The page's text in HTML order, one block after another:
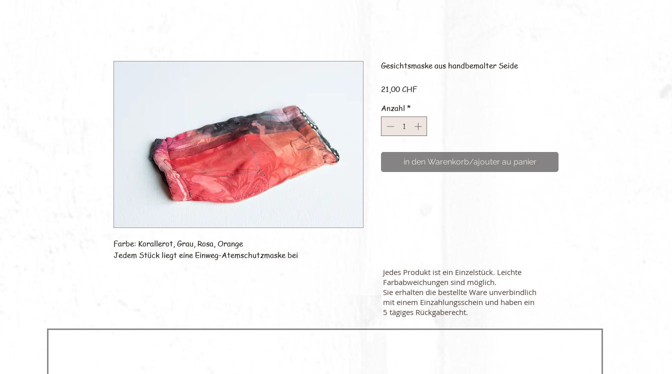
Farbe: Korallerot, Grau, Rosa, Orange
Jedem Stück liegt eine Einweg-Atemschutzmaske bei
Gesichtsmaske aus handbemalter Seide
21,00 CHFPreis
Anzahl *
in den Warenkorb/ajouter au panier
Jedes Produkt ist ein Einzelstück. Leichte
Farbabweichungen sind möglich.
Sie erhalten die bestellte Ware unverbindlich
mit einem Einzahlungsschein und haben ein
5 tägiges Rückgaberecht.